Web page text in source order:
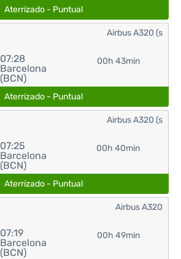
Aterrizado - Puntual
07:28
Barcelona
(BCN)
00h 43min
Airbus A320 (s
Aterrizado - Puntual
07:25
Barcelona
(BCN)
00h 40min
Airbus A320 (s
Aterrizado - Puntual
07:19
Barcelona
(BCN)
00h 49min
Airbus A320